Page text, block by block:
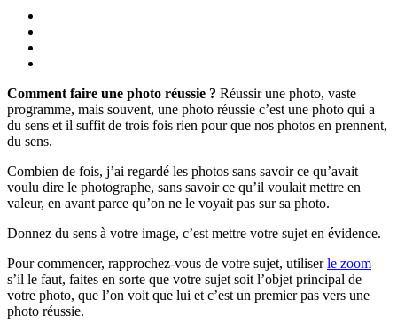
Comment faire une photo réussie ? Réussir une photo, vaste
programme, mais souvent, une photo réussie c’est une photo qui a
du sens et il suffit de trois fois rien pour que nos photos en prennent,
du sens.
Combien de fois, j’ai regardé les photos sans savoir ce qu’avait
voulu dire le photographe, sans savoir ce qu’il voulait mettre en
valeur, en avant parce qu’on ne le voyait pas sur sa photo.
Donnez du sens à votre image, c’est mettre votre sujet en évidence.
Pour commencer, rapprochez-vous de votre sujet, utiliserle zoom
s’il le faut, faites en sorte que votre sujet soit l’objet principal de
votre photo, que l’on voit que lui et c’est un premier pas vers une
photo réussie.